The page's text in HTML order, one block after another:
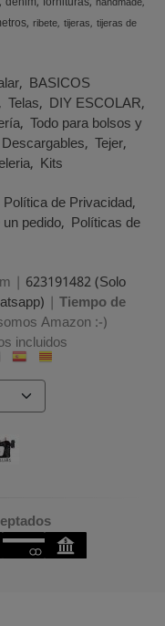
ribete tijeras tijeras de
BASICOS
Telas DIY ESCOLAR
Todo para bolsos y
Tejer
Kits
Política de Privacidad
pedido Políticas de
| 623191482 (Solo
| Tiempo de
Amazon :-)
incluidos